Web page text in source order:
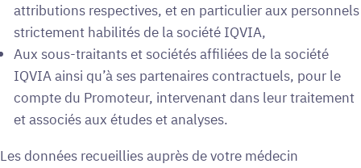
attributions respectives, et en particulier aux personnels
strictement habilités de la société IQVIA,
Aux sous-traitants et sociétés affiliées de la société
IQVIA ainsi qu’à ses partenaires contractuels, pour le
compte du Promoteur, intervenant dans leur traitement
et associés aux études et analyses.
Les données recueillies auprès de votre médecin